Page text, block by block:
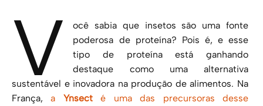
V
ocê sabia que insetos são uma fonte
poderosa de proteína? Pois é, e esse
tipo de proteína está ganhando
destaque como uma alternativa
sustentável e inovadora na produção de alimentos. Na
França,a Ynsecté uma das precursoras desse